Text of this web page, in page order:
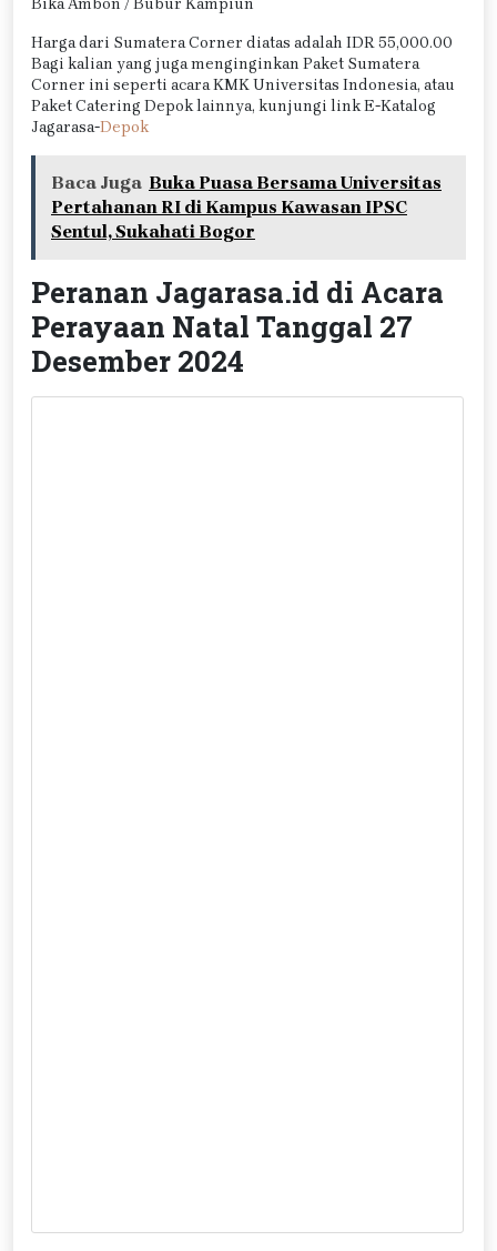
Bika Ambon / Bubur Kampiun
Harga dari Sumatera Corner diatas adalah IDR 55,000.00
Bagi kalian yang juga menginginkan Paket Sumatera
Corner ini seperti acara KMK Universitas Indonesia, atau
Paket Catering Depok lainnya, kunjungi link E-Katalog
Jagarasa-Depok
Baca Juga Buka Puasa Bersama Universitas
Pertahanan RI di Kampus Kawasan IPSC
Sentul, Sukahati Bogor
Peranan Jagarasa.id di Acara
Perayaan Natal Tanggal 27
Desember 2024